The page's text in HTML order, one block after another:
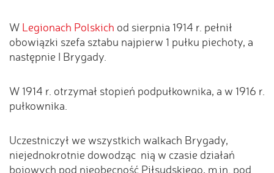
W Legionach Polskich od sierpnia 1914 r. pełnił
obowiązki szefa sztabu najpierw 1 pułku piechoty, a
następnie I Brygady.
W 1914 r. otrzymał stopień podpułkownika, a w 1916 r.
pułkownika.
Uczestniczył we wszystkich walkach Brygady,
niejednokrotnie dowodząc nią w czasie działań
bojowych pod nieobecność Piłsudskiego, m.in. pod